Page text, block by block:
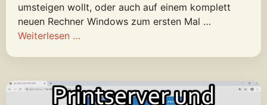
umsteigen wollt, oder auch auf einem komplett
neuen Rechner Windows zum ersten Mal …
Weiterlesen …